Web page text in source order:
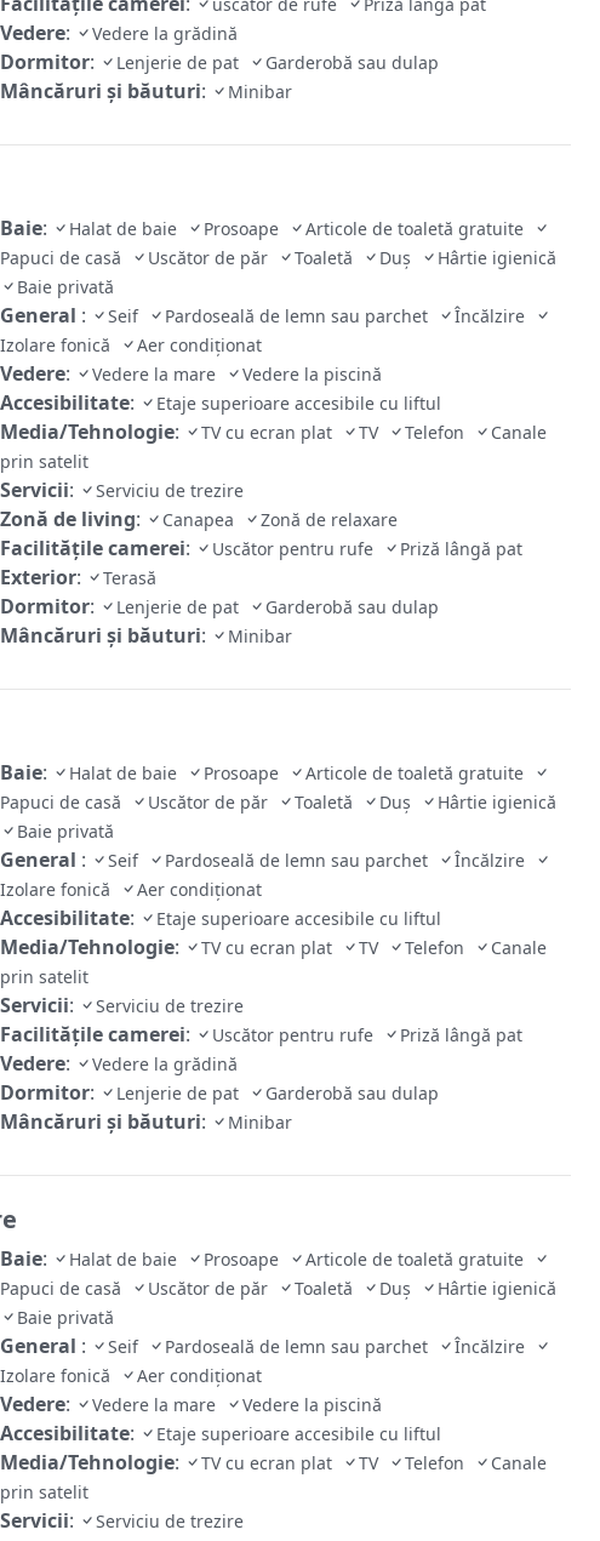
Vedere: Vedere la grădină
Dormitor: Lenjerie de pat Garderobă sau dulap
Mâncăruri și băuturi: Minibar
Baie: Halat de baie Prosoape
Articole de toaletă gratuite
Papuci de casă
Uscător de păr Toaletă Duș
Hârtie igienică
Baie privată
General : Seif Pardoseală de lemn sau parchet
Încălzire
Izolare fonică
Aer condiționat
Vedere: Vedere la mare Vedere la piscină
Accesibilitate: Etaje superioare accesibile cu liftul
Media/Tehnologie: TV cu ecran plat TV Telefon
Canale
prin satelit
Servicii: Serviciu de trezire
Zonă de living: Canapea Zonă de relaxare
Facilităţile camerei: Uscător pentru rufe Priză lângă pat
Exterior: Terasă
Dormitor: Lenjerie de pat Garderobă sau dulap
Mâncăruri și băuturi: Minibar
Baie: Halat de baie Prosoape
Articole de toaletă gratuite
Papuci de casă
Uscător de păr Toaletă Duș
Hârtie igienică
Baie privată
General : Seif Pardoseală de lemn sau parchet
Încălzire
Izolare fonică
Aer condiționat
Accesibilitate: Etaje superioare accesibile cu liftul
Media/Tehnologie: TV cu ecran plat TV Telefon
Canale
prin satelit
Servicii: Serviciu de trezire
Facilităţile camerei: Uscător pentru rufe Priză lângă pat
Vedere: Vedere la grădină
Dormitor: Lenjerie de pat Garderobă sau dulap
Mâncăruri și băuturi: Minibar
Baie: Halat de baie Prosoape
Articole de toaletă gratuite
Papuci de casă
Uscător de păr Toaletă Duş
Hârtie igienică
Baie privată
General : Seif Pardoseală de lemn sau parchet
Încălzire
Izolare fonică
Aer condiţionat
Vedere: Vedere la mare Vedere la piscină
Accesibilitate: Etaje superioare accesibile cu liftul
Media/Tehnologie: TV cu ecran plat TV Telefon
Canale
prin satelit
Servicii: Serviciu de trezire